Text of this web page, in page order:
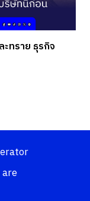
ทราย ธุรกิจ